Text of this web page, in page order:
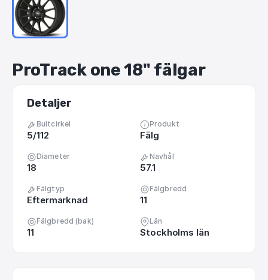
ProTrack one18" fälgar
Detaljer
Bultcirkel
5/112
Produkt
Fälg
Diameter
18
Navhål
57.1
Fälgtyp
Eftermarknad
Fälgbredd
11
Fälgbredd (bak)
11
Län
Stockholms län